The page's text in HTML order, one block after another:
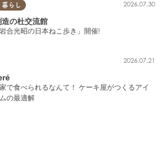
らし 2026.07.30
の杜交流館
合光昭の日本ねこ歩き」開催!
2026.07.21
で食べられるなんて！ ケーキ屋がつくるアイ
の最適解